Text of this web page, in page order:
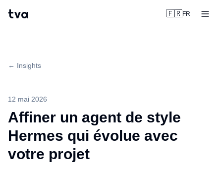
tva 🇫🇷FR
← Insights
12 mai 2026
Affiner un agent de style
Hermes qui évolue avec
votre projet